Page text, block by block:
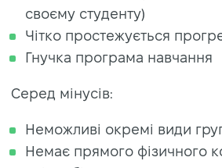
своєму студенту)
Чітко простежується
Гнучка програма навчання
Серед мінусів:
Неможливі окремі види
Немає прямого фізичного